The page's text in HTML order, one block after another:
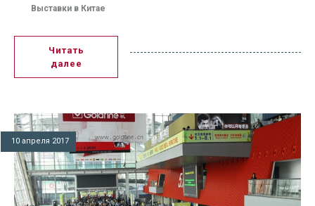
Выставки в Китае
Читать
далее
10 апреля 2017